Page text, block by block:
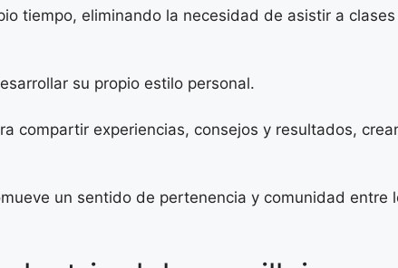
tiempo, eliminando la necesidad de asistir a
su propio estilo personal.
compartir experiencias, consejos y resultados,
un sentido de pertenencia y comunidad entre